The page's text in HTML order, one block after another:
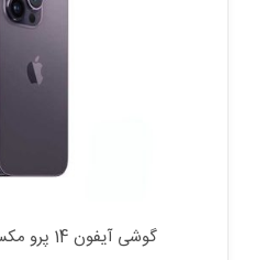
گوشی آیفون 14 پرو مکس حافظه 256 گیگابایت